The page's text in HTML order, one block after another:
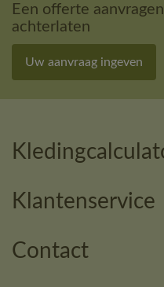
Een offerte
achterlaten
Uw aanvraag ingeven
Klantenservice
Contact